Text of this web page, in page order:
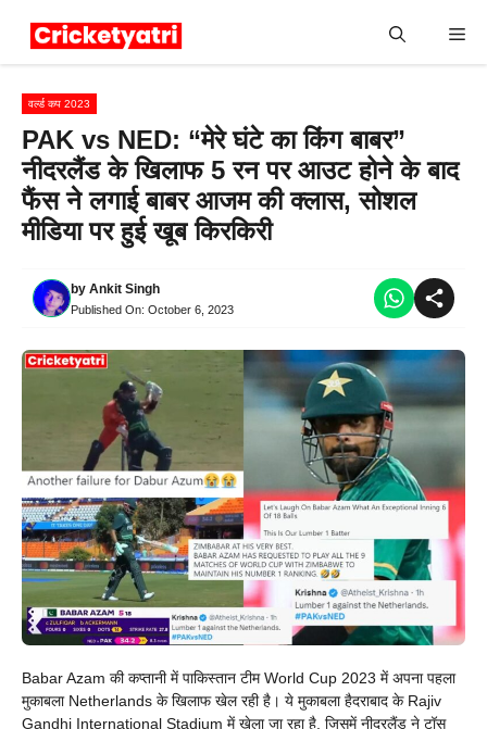
वर्ल्ड कप 2023
PAK vs NED: “मेरे घंटे का किंग बाबर”
नीदरलैंड के खिलाफ 5 रन पर आउट होने के बाद
फैंस ने लगाई बाबर आजम की क्लास, सोशल
मीडिया पर हुई खूब किरकिरी
by Ankit Singh
Published On: October 6, 2023
Babar Azam की कप्तानी में पाकिस्तान टीम World Cup 2023 में अपना पहला
मुकाबला Netherlands के खिलाफ खेल रही है। ये मुकाबला हैदराबाद के Rajiv
Gandhi International Stadium में खेला जा रहा है, जिसमें नीदरलैंड ने टॉस